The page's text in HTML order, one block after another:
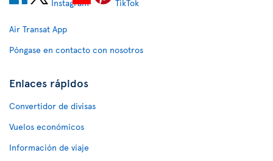
Air Transat App
Póngase en contacto con nosotros
Enlaces rápidos
Convertidor de divisas
Vuelos económicos
Información de viaje